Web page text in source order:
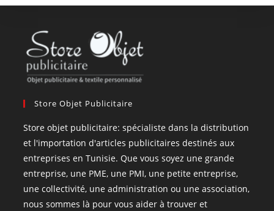
Store Objet Publicitaire
Store objet publicitaire: spécialiste dans la distribution
et l'importation d'articles publicitaires destinés aux
entreprises en Tunisie. Que vous soyez une grande
entreprise, une PME, une PMI, une petite entreprise,
une collectivité, une administration ou une association,
nous sommes là pour vous aider à trouver et